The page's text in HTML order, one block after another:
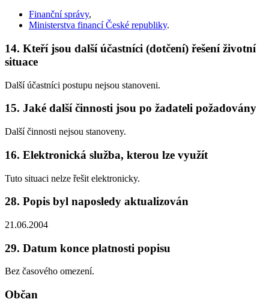
Finanční správy,
Ministerstva financí České republiky.
14. Kteří jsou další účastníci (dotčení) řešení životní
situace
Další účastníci postupu nejsou stanoveni.
15. Jaké další činnosti jsou po žadateli požadovány
Další činnosti nejsou stanoveny.
16. Elektronická služba, kterou lze využít
Tuto situaci nelze řešit elektronicky.
28. Popis byl naposledy aktualizován
21.06.2004
29. Datum konce platnosti popisu
Bez časového omezení.
Občan